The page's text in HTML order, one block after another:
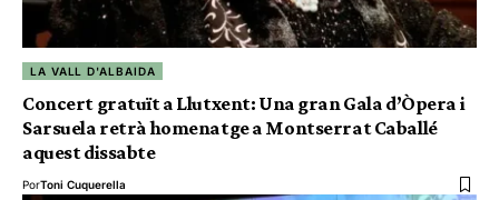
LA VALL D'ALBAIDA
Concert gratuït a Llutxent: Una gran Gala d’Òpera i
Sarsuela retrà homenatge a Montserrat Caballé
aquest dissabte
PorToni Cuquerella